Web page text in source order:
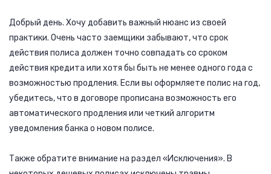
Добрый день. Хочу добавить важный нюанс из своей
практики. Очень часто заемщики забывают, что срок
действия полиса должен точно совпадать со сроком
действия кредита или хотя бы быть не менее одного года с
возможностью продления. Если вы оформляете полис на год,
убедитесь, что в договоре прописана возможность его
автоматического продления или четкий алгоритм
уведомления банка о новом полисе.
Также обратите внимание на раздел «Исключения». В